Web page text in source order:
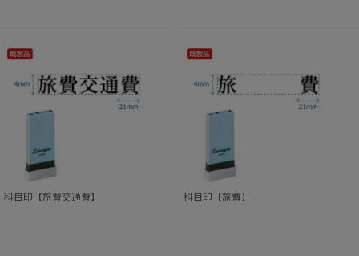
科目印【旅費交通費】 科目印【旅費】